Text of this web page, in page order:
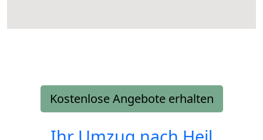
Kostenlose Angebote erhalten